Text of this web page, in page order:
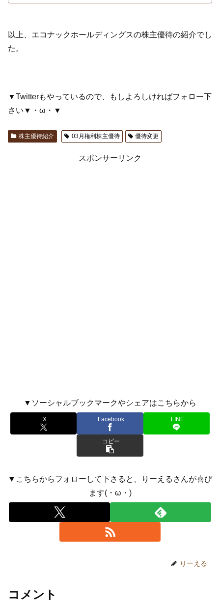
以上、エコナックホールディングスの株主優待の紹介でし
た。
▼Twitterもやっているので、もしよろしければフォロー下
さい▼・ω・▼
株主優待紹介 03月権利株主優待 優待変更
スポンサーリンク
▼ソーシャルブックマークやシェアはこちらから
X Facebook LINE
コピー
▼こちらからフォローして下さると、りーえるさんが喜び
ます(・ω・)
りーえる
コメント